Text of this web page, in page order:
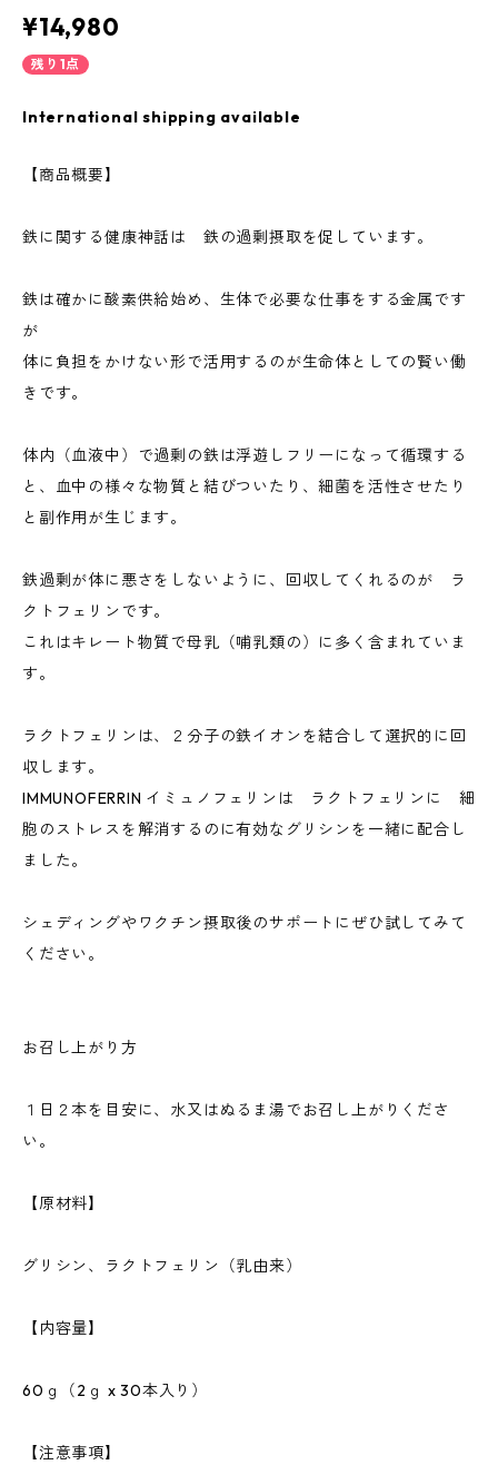
¥14,980
残り1点
International shipping available
【商品概要】
鉄に関する健康神話は 鉄の過剰摂取を促しています。
鉄は確かに酸素供給始め、生体で必要な仕事をする金属です
が
体に負担をかけない形で活用するのが生命体としての賢い働
きです。
体内（血液中）で過剰の鉄は浮遊しフリーになって循環する
と、血中の様々な物質と結びついたり、細菌を活性させたり
と副作用が生じます。
鉄過剰が体に悪さをしないように、回収してくれるのが ラ
クトフェリンです。
これはキレート物質で母乳（哺乳類の）に多く含まれていま
す。
ラクトフェリンは、２分子の鉄イオンを結合して選択的に回
収します。
IMMUNOFERRIN イミュノフェリンは ラクトフェリンに 細
胞のストレスを解消するのに有効なグリシンを一緒に配合し
ました。
シェディングやワクチン摂取後のサポートにぜひ試してみて
ください。
お召し上がり方
１日２本を目安に、水又はぬるま湯でお召し上がりくださ
い。
【原材料】
グリシン、ラクトフェリン（乳由来）
【内容量】
60ｇ（2ｇ x 30本入り）
【注意事項】